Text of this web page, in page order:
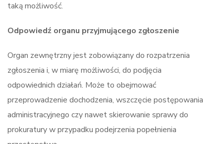
taką możliwość.
Odpowiedź organu przyjmującego zgłoszenie
Organ zewnętrzny jest zobowiązany do rozpatrzenia
zgłoszenia i, w miarę możliwości, do podjęcia
odpowiednich działań. Może to obejmować
przeprowadzenie dochodzenia, wszczęcie postępowania
administracyjnego czy nawet skierowanie sprawy do
prokuratury w przypadku podejrzenia popełnienia